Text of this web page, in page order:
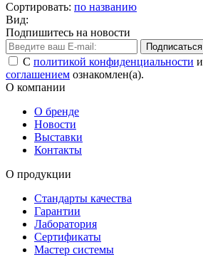
Сортировать: по названию
Вид:
Подпишитесь на новости
Подписаться
С политикой конфиденциальности и
соглашением ознакомлен(а).
О компании
О бренде
Новости
Выставки
Контакты
О продукции
Стандарты качества
Гарантии
Лаборатория
Сертификаты
Мастер системы